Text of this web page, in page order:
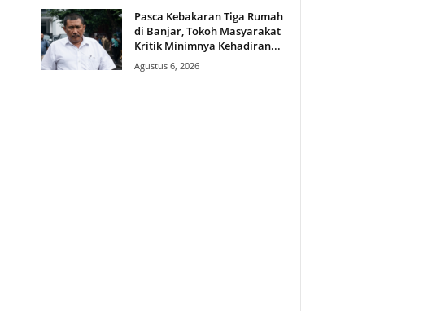
Pasca Kebakaran Tiga Rumah
di Banjar, Tokoh Masyarakat
Kritik Minimnya Kehadiran...
Agustus 6, 2026